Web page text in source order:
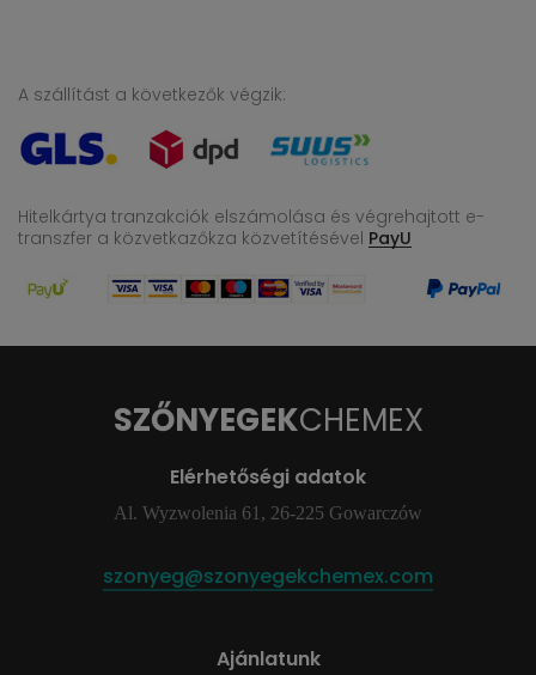
A szállítást a következők végzik:
Hitelkártya tranzakciók elszámolása és végrehajtott e-
transzfer a közvetkazőkza közvetítésével PayU
SZŐNYEGEKCHEMEX
Elérhetőségi adatok
Al. Wyzwolenia 61, 26-225 Gowarczów
szonyeg@szonyegekchemex.com
Ajánlatunk